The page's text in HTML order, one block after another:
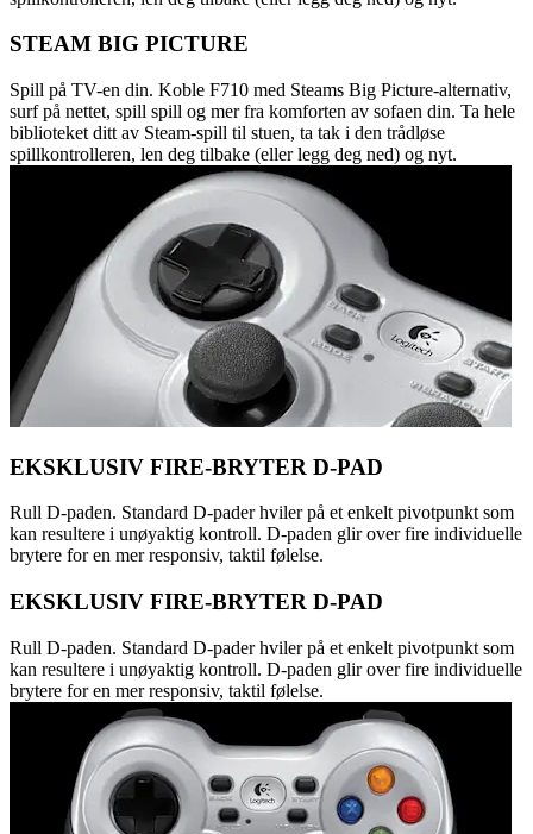
STEAM BIG PICTURE
Spill på TV-en din. Koble F710 med Steams Big Picture-alternativ,
surf på nettet, spill spill og mer fra komforten av sofaen din. Ta hele
biblioteket ditt av Steam-spill til stuen, ta tak i den trådløse
spillkontrolleren, len deg tilbake (eller legg deg ned) og nyt.
EKSKLUSIV FIRE-BRYTER D-PAD
Rull D-paden. Standard D-pader hviler på et enkelt pivotpunkt som
kan resultere i unøyaktig kontroll. D-paden glir over fire individuelle
brytere for en mer responsiv, taktil følelse.
EKSKLUSIV FIRE-BRYTER D-PAD
Rull D-paden. Standard D-pader hviler på et enkelt pivotpunkt som
kan resultere i unøyaktig kontroll. D-paden glir over fire individuelle
brytere for en mer responsiv, taktil følelse.